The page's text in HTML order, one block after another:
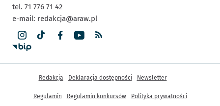
tel. 71 776 71 42
e-mail: redakcja@araw.pl
Inne informacje
Redakcja Deklaracja dostępności Newsletter
Regulamin Regulamin konkursów Polityka prywatności